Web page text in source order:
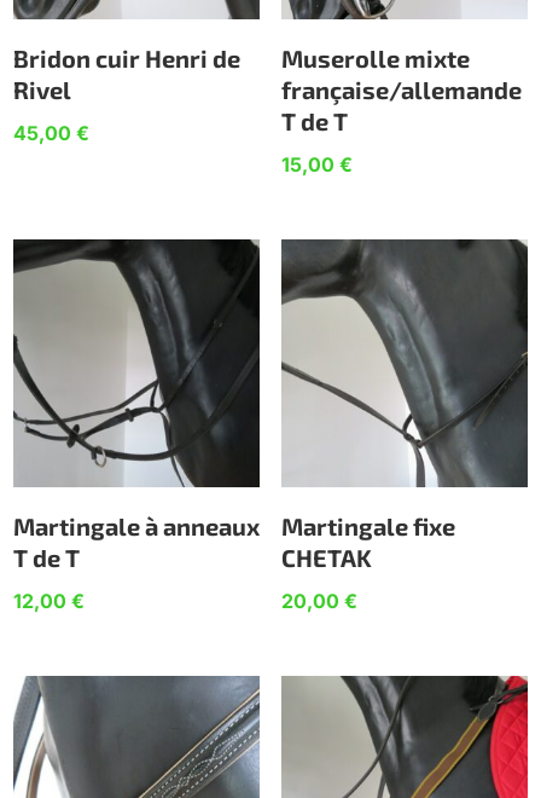
Bridon cuir Henri de
Rivel
45,00€
Muserolle mixte
française/allemande
T de T
15,00 €
Martingale à anneaux
T de T
12,00€
Martingale fixe
CHETAK
20,00 €